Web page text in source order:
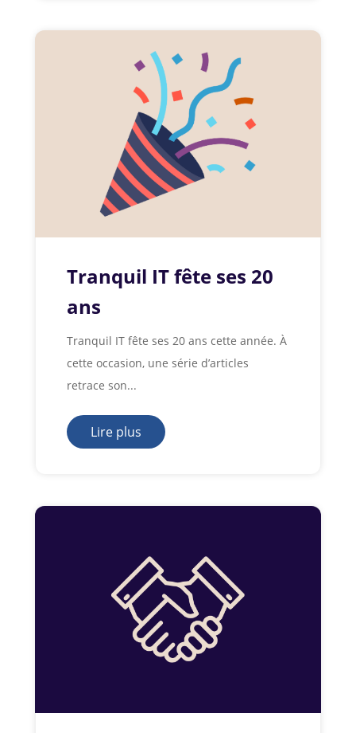
Tranquil IT fête ses 20
ans
Tranquil IT fête ses 20 ans cette année. À
cette occasion, une série d’articles
retrace son...
Lire plus